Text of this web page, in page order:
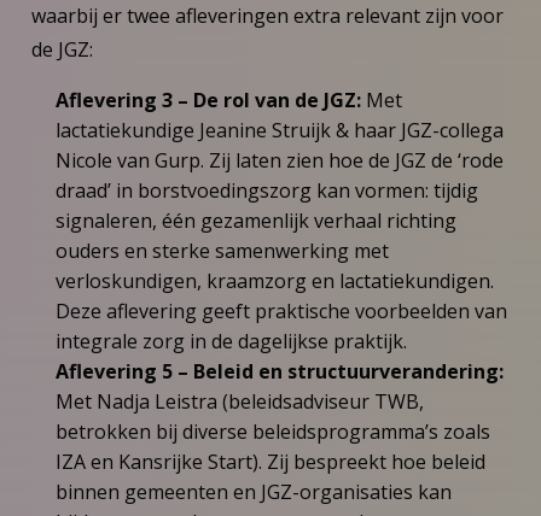
waarbij er twee afleveringen extra relevant zijn voor
de JGZ:
Aflevering 3 – De rol van de JGZ: Met
lactatiekundige Jeanine Struijk & haar JGZ-collega
Nicole van Gurp. Zij laten zien hoe de JGZ de ‘rode
draad’ in borstvoedingszorg kan vormen: tijdig
signaleren, één gezamenlijk verhaal richting
ouders en sterke samenwerking met
verloskundigen, kraamzorg en lactatiekundigen.
Deze aflevering geeft praktische voorbeelden van
integrale zorg in de dagelijkse praktijk.
Aflevering 5 – Beleid en structuurverandering:
Met Nadja Leistra (beleidsadviseur TWB,
betrokken bij diverse beleidsprogramma’s zoals
IZA en Kansrijke Start). Zij bespreekt hoe beleid
binnen gemeenten en JGZ-organisaties kan